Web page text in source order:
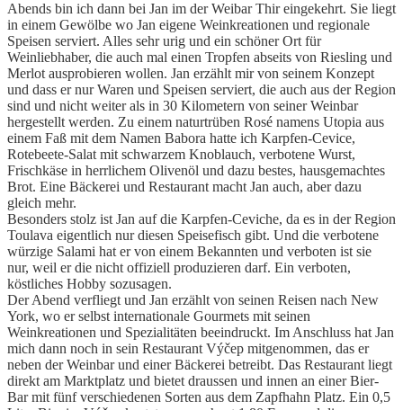
Abends bin ich dann bei Jan im der Weibar Thir eingekehrt. Sie liegt
in einem Gewölbe wo Jan eigene Weinkreationen und regionale
Speisen serviert. Alles sehr urig und ein schöner Ort für
Weinliebhaber, die auch mal einen Tropfen abseits von Riesling und
Merlot ausprobieren wollen. Jan erzählt mir von seinem Konzept
und dass er nur Waren und Speisen serviert, die auch aus der Region
sind und nicht weiter als in 30 Kilometern von seiner Weinbar
hergestellt werden. Zu einem naturtrüben Rosé namens Utopia aus
einem Faß mit dem Namen Babora hatte ich Karpfen-Cevice,
Rotebeete-Salat mit schwarzem Knoblauch, verbotene Wurst,
Frischkäse in herrlichem Olivenöl und dazu bestes, hausgemachtes
Brot. Eine Bäckerei und Restaurant macht Jan auch, aber dazu
gleich mehr.
Besonders stolz ist Jan auf die Karpfen-Ceviche, da es in der Region
Toulava eigentlich nur diesen Speisefisch gibt. Und die verbotene
würzige Salami hat er von einem Bekannten und verboten ist sie
nur, weil er die nicht offiziell produzieren darf. Ein verboten,
köstliches Hobby sozusagen.
Der Abend verfliegt und Jan erzählt von seinen Reisen nach New
York, wo er selbst internationale Gourmets mit seinen
Weinkreationen und Spezialitäten beeindruckt. Im Anschluss hat Jan
mich dann noch in sein Restaurant Výčep mitgenommen, das er
neben der Weinbar und einer Bäckerei betreibt. Das Restaurant liegt
direkt am Marktplatz und bietet draussen und innen an einer Bier-
Bar mit fünf verschiedenen Sorten aus dem Zapfhahn Platz. Ein 0,5